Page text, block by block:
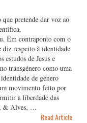
pretende dar voz ao
Em contraponto com o
respeito à identidade
estudos de Jesus e
transgénero como uma
de género
movimento feito por
a liberdade das
& Alves, …
Read Article